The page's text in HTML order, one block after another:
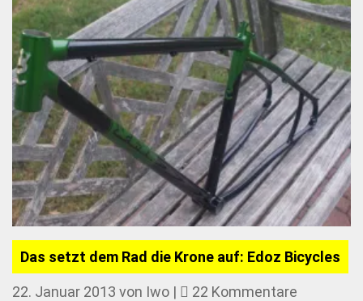
Das setzt dem Rad die Krone auf: Edoz Bicycles
22. Januar 2013 von Iwo | 22 Kommentare